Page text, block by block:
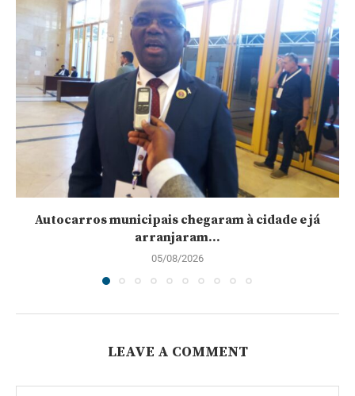
Autocarros municipais chegaram à cidade e já
arranjaram...
05/08/2026
LEAVE A COMMENT